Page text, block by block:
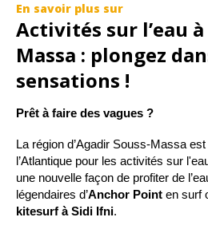
En savoir plus sur
Activités sur l’eau
Massa : plongez
sensations !
Prêt à faire des vagues ?
La région d’Agadir Souss-Massa
l’Atlantique pour les activités sur
une nouvelle façon de profiter de
légendaires d’Anchor Point en surf
kitesurf à Sidi Ifni.